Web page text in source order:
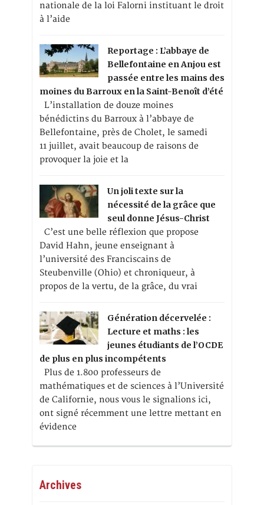
nationale de la loi Falorni instituant le droit
à l’aide
Reportage : L’abbaye de
Bellefontaine en Anjou est
passée entre les mains des
moines du Barroux en la Saint-Benoît d’été
L’installation de douze moines
bénédictins du Barroux à l’abbaye de
Bellefontaine, près de Cholet, le samedi
11 juillet, avait beaucoup de raisons de
provoquer la joie et la
Un joli texte sur la
nécessité de la grâce que
seul donne Jésus-Christ
C’est une belle réflexion que propose
David Hahn, jeune enseignant à
l’université des Franciscains de
Steubenville (Ohio) et chroniqueur, à
propos de la vertu, de la grâce, du vrai
Génération décervelée :
Lecture et maths : les
jeunes étudiants de l’OCDE
de plus en plus incompétents
Plus de 1.800 professeurs de
mathématiques et de sciences à l’Université
de Californie, nous vous le signalions ici,
ont signé récemment une lettre mettant en
évidence
Archives